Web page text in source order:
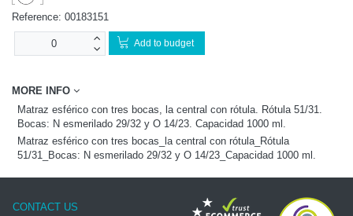
Reference: 00183151
Add to budget
MORE INFO
Matraz esférico con tres bocas, la central con rótula. Rótula 51/31.
Bocas: N esmerilado 29/32 y O 14/23. Capacidad 1000 ml.
Matraz esférico con tres bocas_la central con rótula_Rótula
51/31_Bocas: N esmerilado 29/32 y O 14/23_Capacidad 1000 ml.
CONTACT US